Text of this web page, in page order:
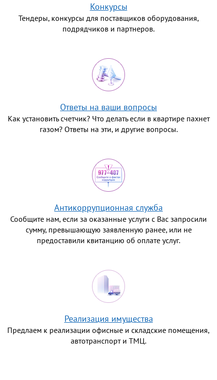
Конкурсы
Тендеры, конкурсы для поставщиков оборудования,
подрядчиков и партнеров.
Ответы на ваши вопросы
Как установить счетчик? Что делать если в квартире пахнет
газом? Ответы на эти, и другие вопросы.
Антикоррупционная служба
Сообщите нам, если за оказанные услуги с Вас запросили
сумму, превышающую заявленную ранее, или не
предоставили квитанцию об оплате услуг.
Реализация имущества
Предлаем к реализации офисные и складские помещения,
автотранспорт и ТМЦ.